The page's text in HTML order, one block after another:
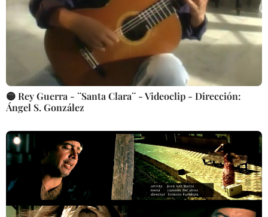
🟡 Rey Guerra - ¨Santa Clara¨ - Videoclip - Dirección:
Ángel S. González